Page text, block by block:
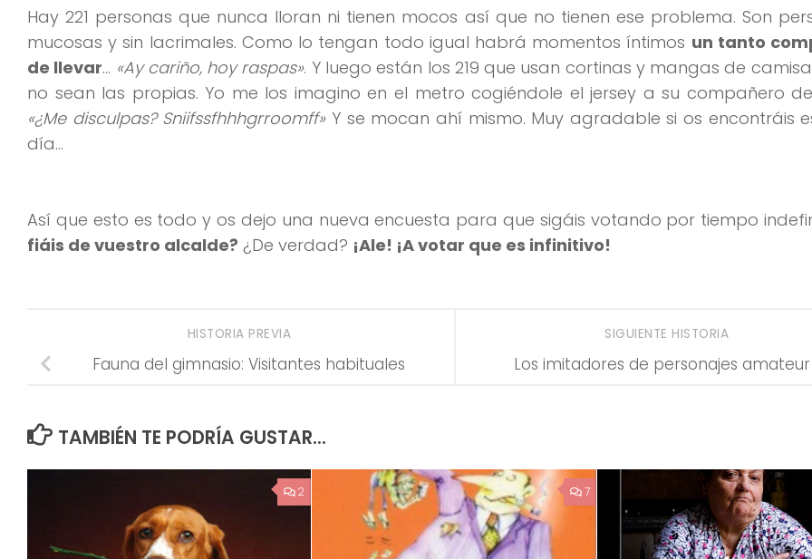
Hay 221 personas que nunca lloran ni tienen mocos así que no tienen ese problema. Son
mucosas y sin lacrimales. Como lo tengan todo igual habrá momentos íntimos un tanto
de llevar… «Ay cariño, hoy raspas». Y luego están los 219 que usan cortinas y mangas de
no sean las propias. Yo me los imagino en el metro cogiéndole el jersey a su compañero
«¿Me disculpas? Sniifssfhhhgrroomff»Y se mocan ahí mismo. Muy agradable si os encontráis
día…
Así que esto es todo y os dejo una nueva encuesta para que sigáis votando por tiempo
fiáis de vuestro alcalde? ¿De verdad? ¡Ale! ¡A votar que es infinitivo!
SIGUIENTE HISTORIA
Los imitadores de personajes amateur
HISTORIA PREVIA
Fauna del gimnasio: Visitantes habituales
TAMBIÉN TE PODRÍA GUSTAR...
2 7